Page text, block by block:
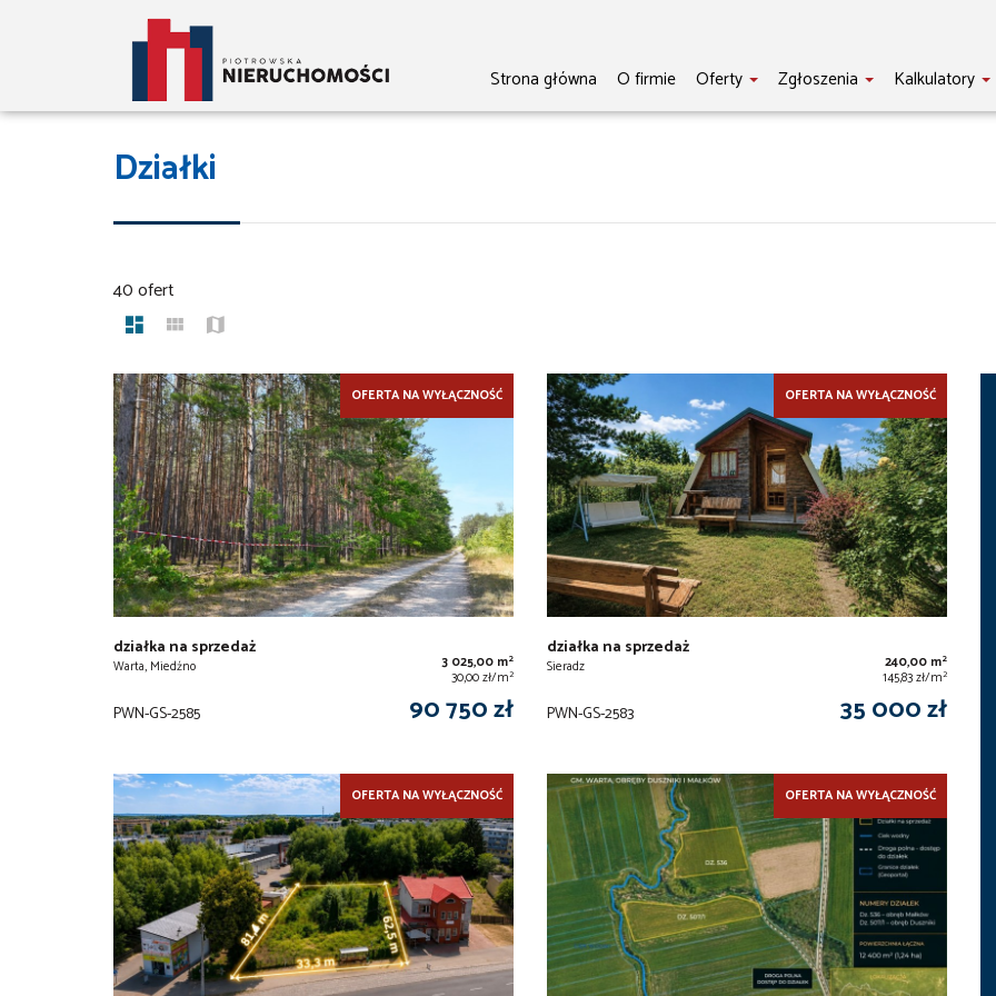
Strona główna O firmie Oferty Zgłoszenia Kalkulatory
Działki
40 ofert
OFERTA NA WYŁĄCZNOŚĆ
działka na sprzedaż
Warta, Miedźno 3 025,00 m2
30,00 zł/m2
PWN-GS-2585 90 750 zł
OFERTA NA WYŁĄCZNOŚĆ
działka na sprzedaż
Sieradz 240,00 m2
145,83 zł/m2
PWN-GS-2583 35 000 zł
OFERTA NA WYŁĄCZNOŚĆ OFERTA NA WYŁĄCZNOŚĆ